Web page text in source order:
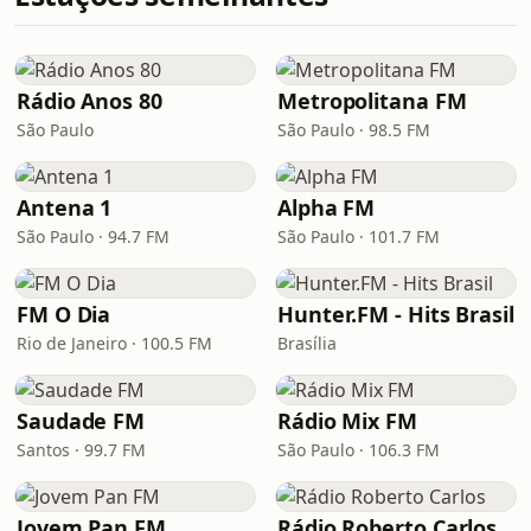
Rádio Anos 80
São Paulo
Metropolitana FM
São Paulo · 98.5 FM
Antena 1
São Paulo · 94.7 FM
Alpha FM
São Paulo · 101.7 FM
FM O Dia
Rio de Janeiro · 100.5 FM
Hunter.FM - Hits Brasil
Brasília
Saudade FM
Santos · 99.7 FM
Rádio Mix FM
São Paulo · 106.3 FM